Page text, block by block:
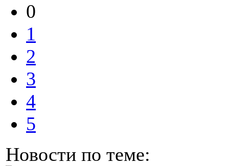
0
1
2
3
4
5
Новости по теме: